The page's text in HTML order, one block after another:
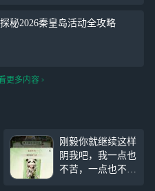
秘2026秦皇岛活动全攻略
更多内容
刚毅你就继续这样
阴我吧，我一点也
不苦，一点也不